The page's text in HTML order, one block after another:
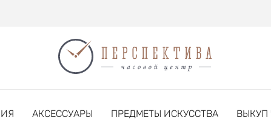
АКСЕССУАРЫ ПРЕДМЕТЫ ИСКУССТВА ВЫКУП